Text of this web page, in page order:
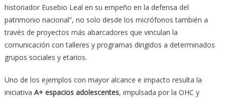
historiador Eusebio Leal en su empeño en la defensa del
patrimonio nacional”, no solo desde los micrófonos también a
través de proyectos más abarcadores que vinculan la
comunicación con talleres y programas dirigidos a determinados
grupos sociales y etarios.
Uno de los ejemplos con mayor alcance e impacto resulta la
iniciativa A+ espacios adolescentes, impulsada por la OHC y